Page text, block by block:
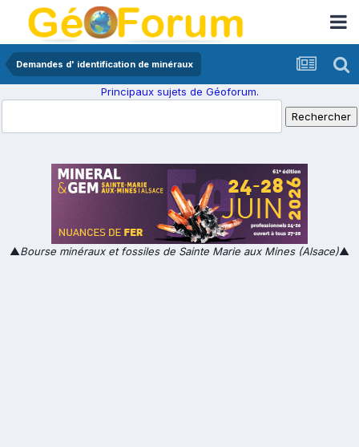
Demandes d' identification de minéraux
Principaux sujets de Géoforum.
▲Bourse minéraux et fossiles de Sainte Marie aux Mines (Alsace)▲